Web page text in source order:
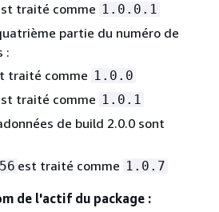
traité comme 1.0.0.1
partie du numéro de
:
traité comme 1.0.0
traité comme 1.0.1
de build 2.0.0 sont
est traité comme 1.0.7
de l'actif du package :